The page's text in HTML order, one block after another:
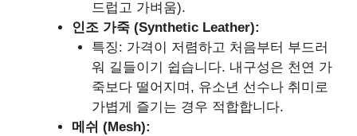
드럽고 가벼움).
인조 가죽 (Synthetic Leather):
특징: 가격이 저렴하고 처음부터 부드러
워 길들이기 쉽습니다. 내구성은 천연 가
죽보다 떨어지며, 유소년 선수나 취미로
가볍게 즐기는 경우 적합합니다.
메쉬 (Mesh):